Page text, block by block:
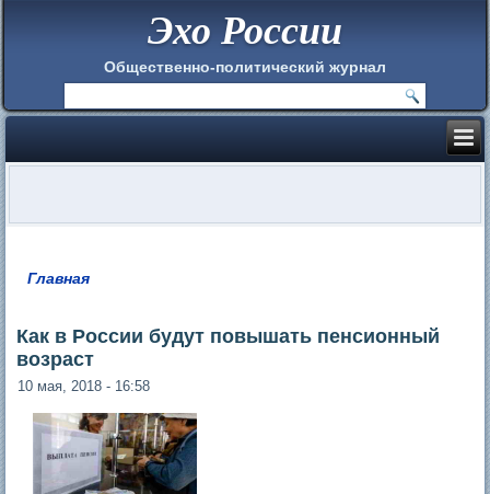
Эхо России
Общественно-политический журнал
Главная
Как в России будут повышать пенсионный
возраст
10 мая, 2018 - 16:58